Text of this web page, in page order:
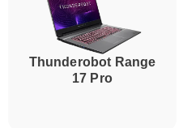
Thunderobot Range
17 Pro